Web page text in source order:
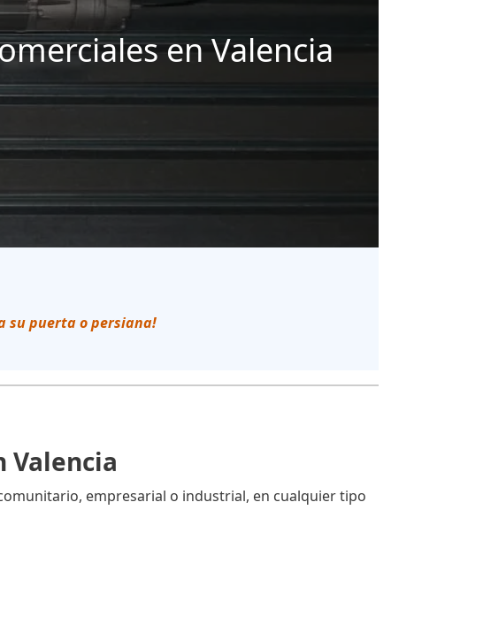
en Valencia
su puerta o persiana!
Valencia
empresarial o industrial, en cualquier tipo